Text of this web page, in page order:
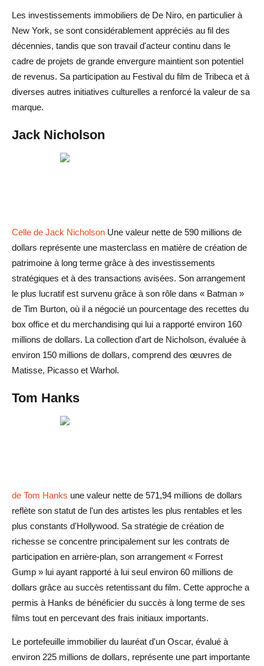
Les investissements immobiliers de De Niro, en particulier à
New York, se sont considérablement appréciés au fil des
décennies, tandis que son travail d'acteur continu dans le
cadre de projets de grande envergure maintient son potentiel
de revenus. Sa participation au Festival du film de Tribeca et à
diverses autres initiatives culturelles a renforcé la valeur de sa
marque.
Jack Nicholson
Celle de Jack Nicholson Une valeur nette de 590 millions de
dollars représente une masterclass en matière de création de
patrimoine à long terme grâce à des investissements
stratégiques et à des transactions avisées. Son arrangement
le plus lucratif est survenu grâce à son rôle dans « Batman »
de Tim Burton, où il a négocié un pourcentage des recettes du
box office et du merchandising qui lui a rapporté environ 160
millions de dollars. La collection d'art de Nicholson, évaluée à
environ 150 millions de dollars, comprend des œuvres de
Matisse, Picasso et Warhol.
Tom Hanks
de Tom Hanks une valeur nette de 571,94 millions de dollars
reflète son statut de l'un des artistes les plus rentables et les
plus constants d'Hollywood. Sa stratégie de création de
richesse se concentre principalement sur les contrats de
participation en arrière-plan, son arrangement « Forrest
Gump » lui ayant rapporté à lui seul environ 60 millions de
dollars grâce au succès retentissant du film. Cette approche a
permis à Hanks de bénéficier du succès à long terme de ses
films tout en percevant des frais initiaux importants.
Le portefeuille immobilier du lauréat d'un Oscar, évalué à
environ 225 millions de dollars, représente une part importante